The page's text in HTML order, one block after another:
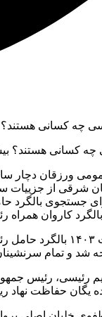
ورزقان دچار
شرقی از
جستجوی بالگرد
کاروان همراه
به گزارش
شد و تمام
رئیسی، رئیس
حفاظت نهاد